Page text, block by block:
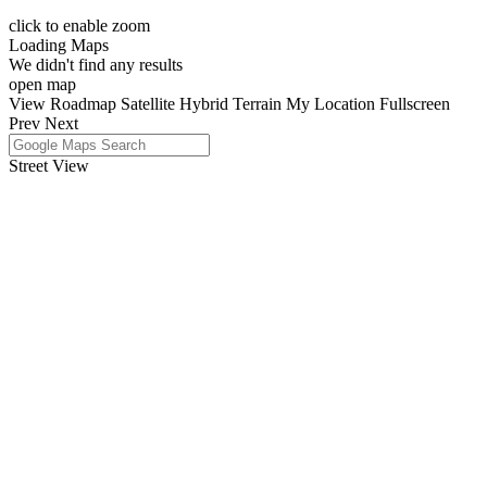
click to enable zoom
Loading Maps
We didn't find any results
open map
View Roadmap Satellite Hybrid Terrain My Location Fullscreen
Prev Next
Street View